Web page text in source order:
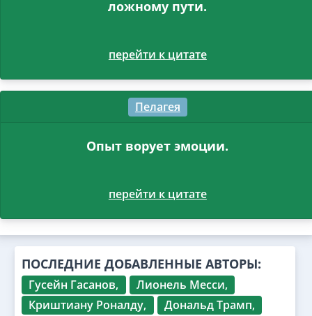
ложному пути.
перейти к цитате
Пелагея
Опыт ворует эмоции.
перейти к цитате
ПОСЛЕДНИЕ ДОБАВЛЕННЫЕ АВТОРЫ:
Гусейн Гасанов,
Лионель Месси,
Криштиану Роналду,
Дональд Трамп,